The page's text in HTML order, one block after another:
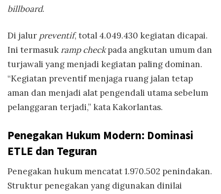
billboard.
Di jalur preventif, total 4.049.430 kegiatan dicapai.
Ini termasuk ramp checkpada angkutan umum dan
turjawali yang menjadi kegiatan paling dominan.
“Kegiatan preventif menjaga ruang jalan tetap
aman dan menjadi alat pengendali utama sebelum
pelanggaran terjadi,” kata Kakorlantas.
Penegakan Hukum Modern: Dominasi
ETLE dan Teguran
Penegakan hukum mencatat 1.970.502 penindakan.
Struktur penegakan yang digunakan dinilai